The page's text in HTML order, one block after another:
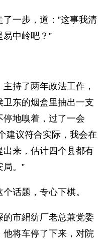
一步，道：”这事我清
中岭吧？”
持了两年政法工作，
东的烟盒里抽出一支
地嗅着，过了一会
建议符合实际，我会在
来，估计四个县都有
局。”
话题，专心下棋。
市絹纺厂老总兼党委
将车停了下来，对院